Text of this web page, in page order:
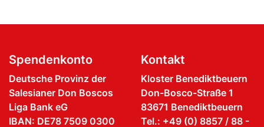
Spendenkonto
Deutsche Provinz der
Salesianer Don Boscos
Liga Bank eG
IBAN: DE78 7509 0300
Kontakt
Kloster Benediktbeuern
Don-Bosco-Straße 1
83671 Benediktbeuern
Tel.: +49 (0) 8857 / 88 -